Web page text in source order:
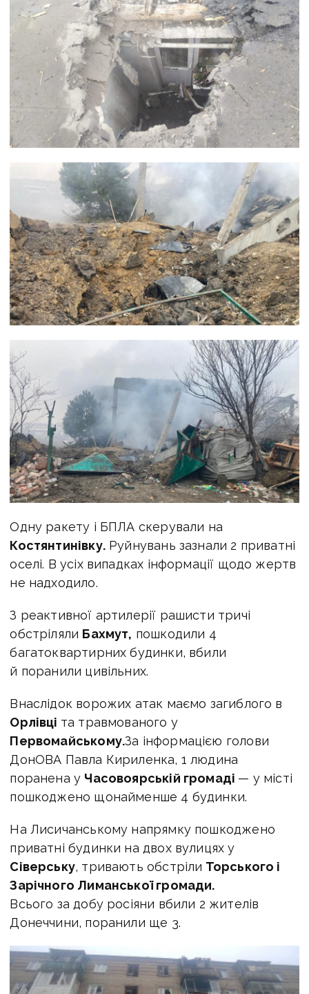
Одну ракету і БПЛА скерували на
Костянтинівку.Руйнувань зазнали 2 приватні
оселі. В усіх випадках інформації щодо жертв
не надходило.
З реактивної артилерії рашисти тричі
обстріляли Бахмут, пошкодили 4
багатоквартирних будинки, вбили
й поранили цивільних.
Внаслідок ворожих атак маємо загиблого в
Орлівці та травмованого у
Первомайському.За інформацією голови
ДонОВА Павла Кириленка, 1 людина
поранена у Часовоярській громаді — у місті
пошкоджено щонайменше 4 будинки.
На Лисичанському напрямку пошкоджено
приватні будинки на двох вулицях у
Сіверську, тривають обстріли Торського і
Зарічного Лиманської громади.
Всього за добу росіяни вбили 2 жителів
Донеччини, поранили ще 3.